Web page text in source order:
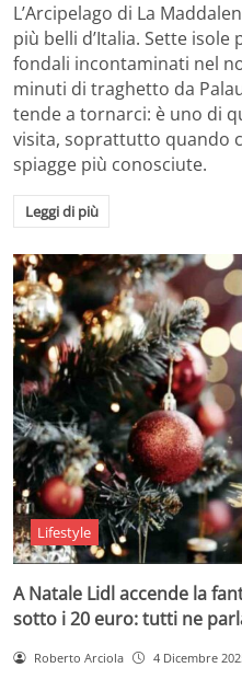
L’Arcipelago di La
più belli d’Italia. Sette
fondali incontaminati nel
minuti di traghetto da
tende a tornarci: è uno di
visita, soprattutto quando
spiagge più conosciute.
Leggi di più
Lifestyle
A Natale Lidl accende la
sotto i 20 euro: tutti ne
Roberto Arciola 4 Dicembre